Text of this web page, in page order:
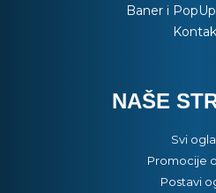
Baner i
NAŠE
Svi
Promocije
Postavi